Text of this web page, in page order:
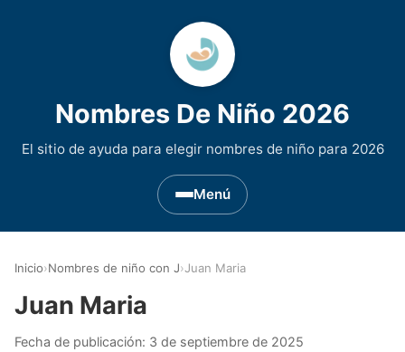
Nombres De Niño 2026
El sitio de ayuda para elegir nombres de niño para 2026
Menú
Inicio›Nombres de niño con J›Juan Maria
Juan Maria
Fecha de publicación: 3 de septiembre de 2025